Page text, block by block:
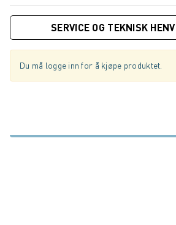
SERVICE OG TEKNISK
Du må logge inn for å kjøpe produktet.